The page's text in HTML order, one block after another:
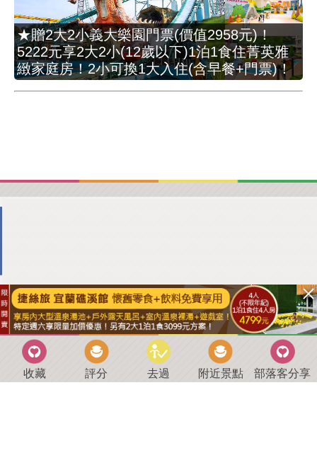
★贈2大2小義大樂園門票(價值2958元)！
5222元享2大2小(12歲以下)1泊1食住菁英雅
緻家庭房！2小可換1大入住(含早餐+門票)！
收藏 評分 去過 附近景點 部落客分享